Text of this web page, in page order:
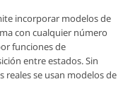
incorporar modelos de
con cualquier número
funciones de
entre estados. Sin
reales se usan modelos de